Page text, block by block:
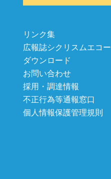
リンク集
広報誌シクリスムエコー
ダウンロード
お問い合わせ
採用・調達情報
不正行為等通報窓口
個人情報保護管理規則